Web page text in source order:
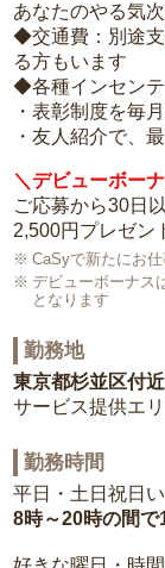
あなたのやる気
◆交通費：別途
る方もいます
◆各種インセンテ
・表彰制度を毎
・友人紹介で、
＼デビューボー
ご応募から30日
2,500円プレゼン
CaSyで新たにお
デビューボーナス
となります
勤務地
東京都杉並区付近
サービス提供エ
勤務時間
平日・土日祝日
8時～20時の間で